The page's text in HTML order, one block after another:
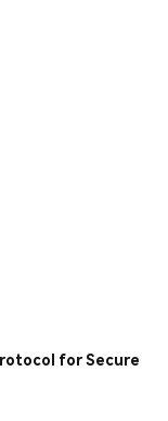
for Secure